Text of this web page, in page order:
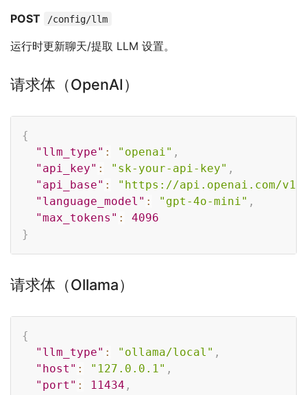
POST /config/llm
运行时更新聊天/提取 LLM 设置。
请求体（OpenAI）
{
"llm_type" : "openai" ,
"api_key" : "sk-your-api-key" ,
"api_base" : "https://api.openai.com/v1"
"language_model" : "gpt-4o-mini" ,
"max_tokens" :
4096
}
请求体（Ollama）
{
"llm_type" : "ollama/local" ,
"host" : "127.0.0.1" ,
"port" : 11434 ,